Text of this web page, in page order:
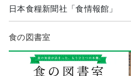
日本食糧新聞社「食情報館」
食の図書室